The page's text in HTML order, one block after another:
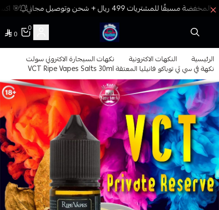
🎯
فيب المدينة
0
0
الرئيسية النكهات الاكترونية نكهات السيجارة الاكتروني سولت
نكهة في سي تي توباكو فانيليا المعتقة VCT Ripe Vapes Salts 30ml